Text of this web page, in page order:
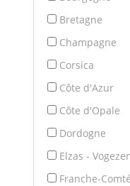
Bretagne
Champagne
Corsica
Côte d'Azur
Côte d'Opale
Dordogne
Elzas -
Franche-Comté